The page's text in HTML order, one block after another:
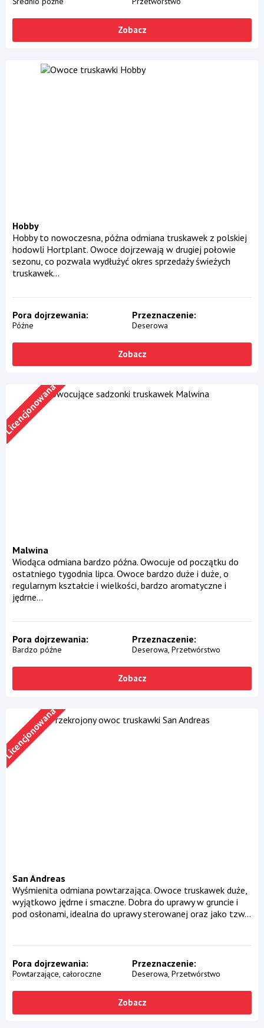
Zobacz
Hobby
Hobby to nowoczesna, późna odmiana truskawek z polskiej
hodowli Hortplant. Owoce dojrzewają w drugiej połowie
sezonu, co pozwala wydłużyć okres sprzedaży świeżych
truskawek...
Pora dojrzewania
Późne
Przeznaczenie
Deserowa
Zobacz
Licencjonowana
Malwina
Wiodąca odmiana bardzo późna. Owocuje od początku do
ostatniego tygodnia lipca. Owoce bardzo duże i duże, o
regularnym kształcie i wielkości, bardzo aromatyczne i
jędrne...
Pora dojrzewania
Bardzo późne
Przeznaczenie
Deserowa Przetwórstwo
Zobacz
Licencjonowana
San Andreas
Wyśmienita odmiana powtarzająca. Owoce truskawek duże,
wyjątkowo jędrne i smaczne. Dobra do uprawy w gruncie i
pod osłonami, idealna do uprawy sterowanej oraz jako tzw...
Pora dojrzewania
Powtarzające, całoroczne
Przeznaczenie
Deserowa Przetwórstwo
Zobacz